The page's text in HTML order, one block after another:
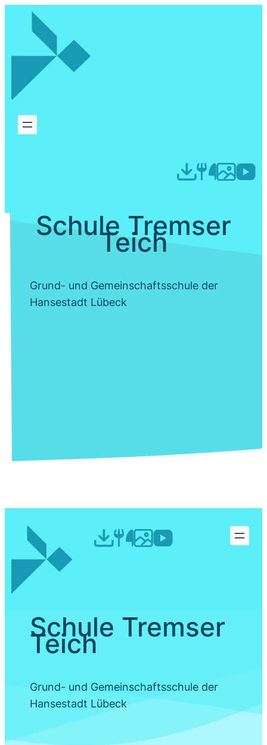
Schule Tremser
Teich
Grund- und Gemeinschaftsschule der
Hansestadt Lübeck
Schule Tremser
Teich
Grund- und Gemeinschaftsschule der
Hansestadt Lübeck